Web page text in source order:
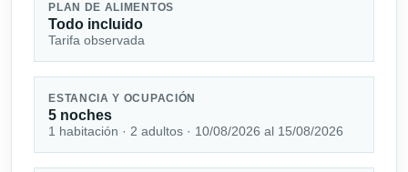
PLAN DE ALIMENTOS
Todo incluido
Tarifa observada
ESTANCIA Y OCUPACIÓN
5 noches
1 habitación · 2 adultos · 10/08/2026 al 15/08/2026